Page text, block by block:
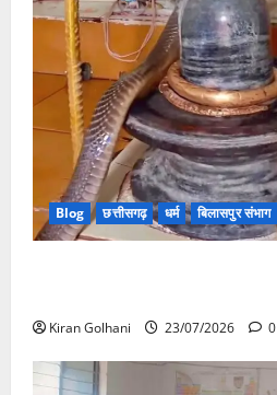
Blog छत्तीसगढ़ धर्म बिलासपुर संभाग
Kiran Golhani 23/07/2026 0